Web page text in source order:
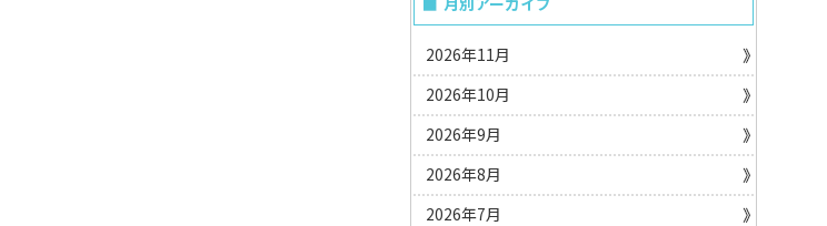
2026年11月
2026年10月
2026年9月
2026年8月
2026年7月